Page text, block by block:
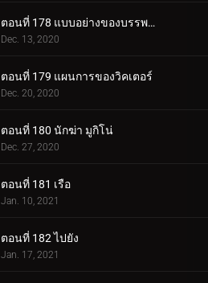
ตอนที่ 178 แบบอย่างของบรรพบุรุษของเรา
Dec. 13, 2020
ตอนที่ 179 แผนการของวิคเตอร์
Dec. 20, 2020
ตอนที่ 180 นักฆ่า มูกิโน่
Dec. 27, 2020
ตอนที่ 181 เรือ
Jan. 10, 2021
ตอนที่ 182 ไปยัง
Jan. 17, 2021